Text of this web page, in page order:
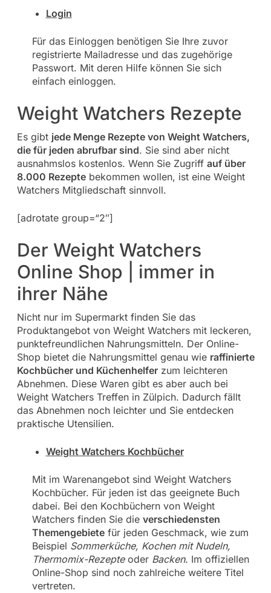
Login
Für das Einloggen benötigen Sie Ihre zuvor
registrierte Mailadresse und das zugehörige
Passwort. Mit deren Hilfe können Sie sich
einfach einloggen.
Weight Watchers Rezepte
Es gibt jede Menge Rezepte von Weight Watchers,
die für jeden abrufbar sind. Sie sind aber nicht
ausnahmslos kostenlos. Wenn Sie Zugriff auf über
8.000 Rezeptebekommen wollen, ist eine Weight
Watchers Mitgliedschaft sinnvoll.
[adrotate group=“2″]
Der Weight Watchers
Online Shop | immer in
ihrer Nähe
Nicht nur im Supermarkt finden Sie das
Produktangebot von Weight Watchers mit leckeren,
punktefreundlichen Nahrungsmitteln. Der Online-
Shop bietet die Nahrungsmittel genau wie raffinierte
Kochbücher und Küchenhelferzum leichteren
Abnehmen. Diese Waren gibt es aber auch bei
Weight Watchers Treffen in Zülpich. Dadurch fällt
das Abnehmen noch leichter und Sie entdecken
praktische Utensilien.
Weight Watchers Kochbücher
Mit im Warenangebot sind Weight Watchers
Kochbücher. Für jeden ist das geeignete Buch
dabei. Bei den Kochbüchern von Weight
Watchers finden Sie die verschiedensten
Themengebietefür jeden Geschmack, wie zum
Beispiel Sommerküche, Kochen mit Nudeln,
Thermomix-Rezepteoder Backen. Im offiziellen
Online-Shop sind noch zahlreiche weitere Titel
vertreten.